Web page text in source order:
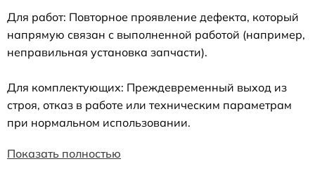
Для работ: Повторное проявление дефекта, который
напрямую связан с выполненной работой (например,
неправильная установка запчасти).
Для комплектующих: Преждевременный выход из
строя, отказ в работе или техническим параметрам
при нормальном использовании.
Показать полностью